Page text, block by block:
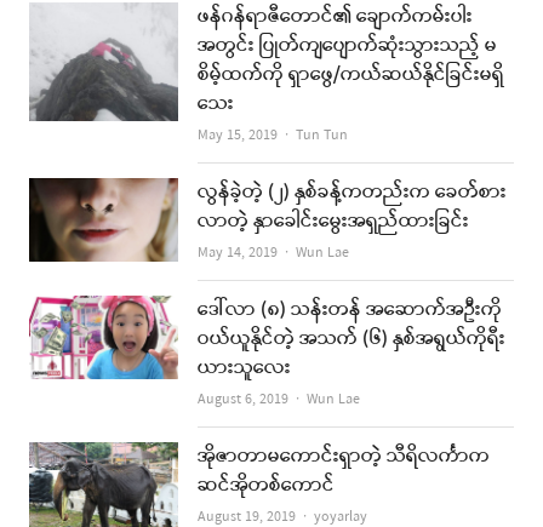
ဖန်ဂန်ရာဇီတောင်၏ ချောက်ကမ်းပါး
အတွင်း ပြုတ်ကျပျောက်ဆုံးသွားသည့် မ
စိမ့်ထက်ကို ရှာဖွေ/ကယ်ဆယ်နိုင်ခြင်းမရှိ
သေး
May 15, 2019 Author
Tun Tun
လွန်ခဲ့တဲ့ (၂) နှစ်ခန့်ကတည်းက ခေတ်စား
လာတဲ့ နှာခေါင်းမွေးအရှည်ထားခြင်း
May 14, 2019 Author
Wun Lae
ဒေါ်လာ (၈) သန်းတန် အဆောက်အဦးကို
ဝယ်ယူနိုင်တဲ့ အသက် (၆) နှစ်အရွယ်ကိုရီး
ယားသူလေး
August 6, 2019 Author
Wun Lae
အိုဇာတာမကောင်းရှာတဲ့ သီရိလင်္ကာက
ဆင်အိုတစ်ကောင်
August 19, 2019 Author
yoyarlay